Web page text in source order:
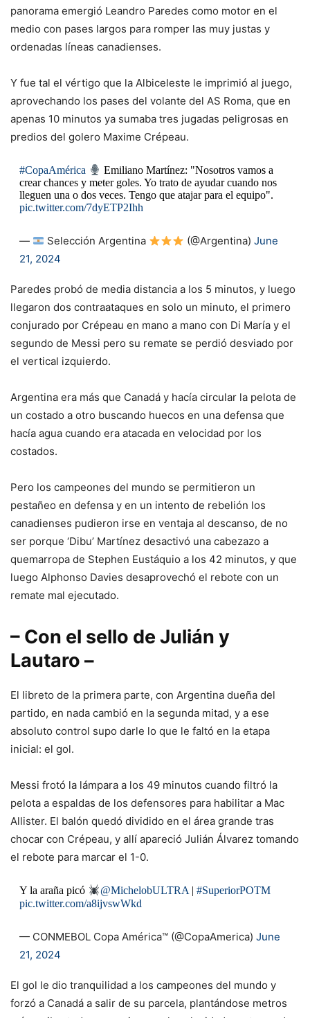
panorama emergió Leandro Paredes como motor en el
medio con pases largos para romper las muy justas y
ordenadas líneas canadienses.
Y fue tal el vértigo que la Albiceleste le imprimió al juego,
aprovechando los pases del volante del AS Roma, que en
apenas 10 minutos ya sumaba tres jugadas peligrosas en
predios del golero Maxime Crépeau.
#CopaAmérica
Emiliano Martínez: "Nosotros vamos a
crear chances y meter goles. Yo trato de ayudar cuando nos
lleguen una o dos veces. Tengo que atajar para el equipo".
pic.twitter.com/7dyETP2Ihh
— Selección Argentina (@Argentina) June
21, 2024
Paredes probó de media distancia a los 5 minutos, y luego
llegaron dos contraataques en solo un minuto, el primero
conjurado por Crépeau en mano a mano con Di María y el
segundo de Messi pero su remate se perdió desviado por
el vertical izquierdo.
Argentina era más que Canadá y hacía circular la pelota de
un costado a otro buscando huecos en una defensa que
hacía agua cuando era atacada en velocidad por los
costados.
Pero los campeones del mundo se permitieron un
pestañeo en defensa y en un intento de rebelión los
canadienses pudieron irse en ventaja al descanso, de no
ser porque ‘Dibu’ Martínez desactivó una cabezazo a
quemarropa de Stephen Eustáquio a los 42 minutos, y que
luego Alphonso Davies desaprovechó el rebote con un
remate mal ejecutado.
– Con el sello de Julián y
Lautaro –
El libreto de la primera parte, con Argentina dueña del
partido, en nada cambió en la segunda mitad, y a ese
absoluto control supo darle lo que le faltó en la etapa
inicial: el gol.
Messi frotó la lámpara a los 49 minutos cuando filtró la
pelota a espaldas de los defensores para habilitar a Mac
Allister. El balón quedó dividido en el área grande tras
chocar con Crépeau, y allí apareció Julián Álvarez tomando
el rebote para marcar el 1-0.
Y la araña picó @MichelobULTRA| #SuperiorPOTM
pic.twitter.com/a8ijvswWkd
— CONMEBOL Copa América™️ (@CopaAmerica) June
21, 2024
El gol le dio tranquilidad a los campeones del mundo y
forzó a Canadá a salir de su parcela, plantándose metros